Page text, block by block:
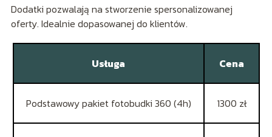
Dodatki pozwalają na stworzenie spersonalizowanej
oferty. Idealnie dopasowanej do klientów.
Usługa Cena
Podstawowy pakiet fotobudki 360 (4h) 1300 zł